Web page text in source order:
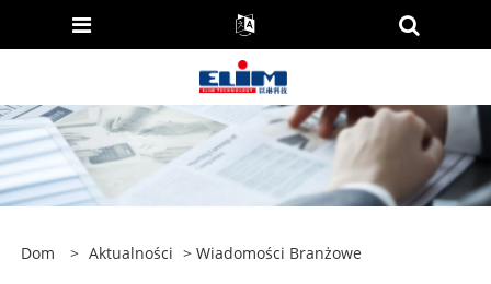
Dom > Aktualności > Wiadomości Branżowe